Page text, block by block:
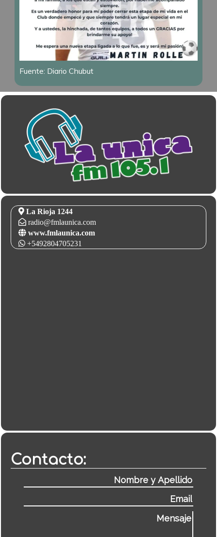
Fuente: Diario Chubut
La Rioja 1244
radio@fmlaunica.com
www.fmlaunica.com
+5492804705231
Contacto: